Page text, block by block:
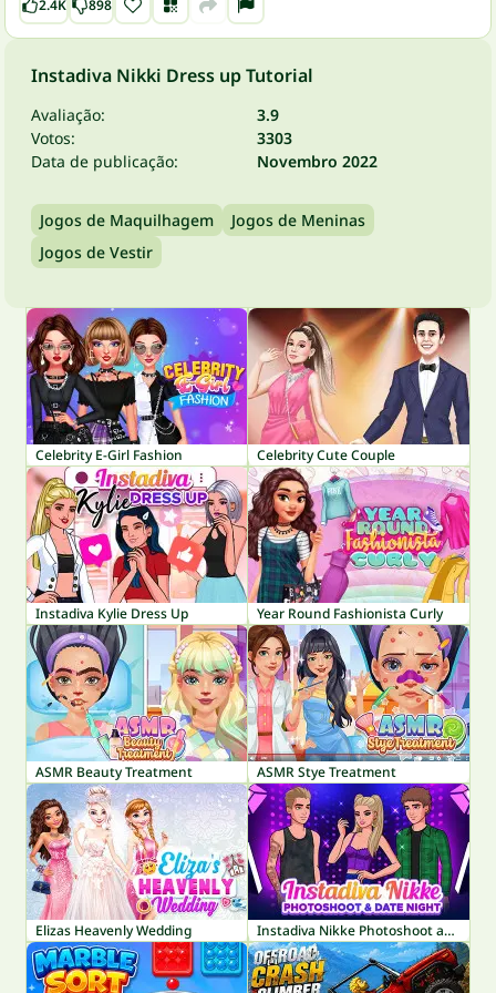
2.4K 898
Instadiva Nikki Dress up Tutorial
Avaliação:
3.9
Votos:
3303
Data de publicação:
Novembro 2022
Jogos de Maquilhagem
Jogos de Meninas
Jogos de Vestir
Celebrity E-Girl Fashion Celebrity Cute Couple
Instadiva Kylie Dress Up Year Round Fashionista Curly
ASMR Beauty Treatment ASMR Stye Treatment
Elizas Heavenly Wedding Instadiva Nikke Photoshoot and Date Night